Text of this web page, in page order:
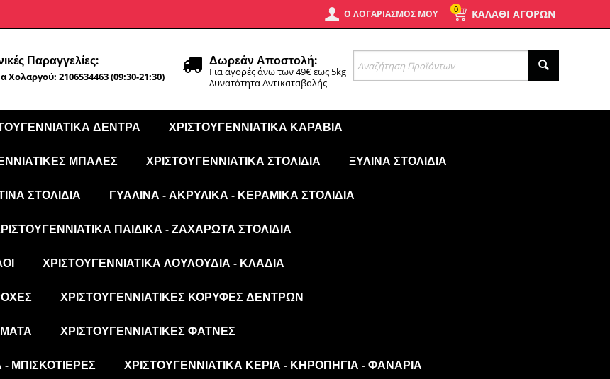
ΚΑΛΑΘΙ ΑΓΟΡΩΝ
0
Ο ΛΟΓΑΡΙΑΣΜΌΣ ΜΟΥ
Παραγγελίες:
Χολαργού: 2106534463 (09:30-21:30)
Δωρεάν Αποστολή:
Για αγορές άνω των 49€ εως 5kg
Δυνατότητα Αντικαταβολής
ΔΈΝΤΡΑ ΧΡΙΣΤΟΥΓΕΝΝΙΆΤΙΚΑ ΚΑΡΆΒΙΑ
ΜΠΆΛΕΣ ΧΡΙΣΤΟΥΓΕΝΝΙΆΤΙΚΑ ΣΤΟΛΊΔΙΑ ΞΎΛΙΝΑ ΣΤΟΛΊΔΙΑ
ΣΤΟΛΊΔΙΑ ΓΥΆΛΙΝΑ - ΑΚΡΥΛΙΚΆ - ΚΕΡΑΜΙΚΆ ΣΤΟΛΊΔΙΑ
ΠΑΙΔΙΚΆ - ΖΑΧΑΡΩΤΆ ΣΤΟΛΊΔΙΑ
ΧΡΙΣΤΟΥΓΕΝΝΙΆΤΙΚΑ ΛΟΥΛΟΎΔΙΑ - ΚΛΑΔΙΆ
ΧΡΙΣΤΟΥΓΕΝΝΙΆΤΙΚΕΣ ΚΟΡΥΦΈΣ ΔΈΝΤΡΩΝ
ΧΡΙΣΤΟΥΓΕΝΝΙΆΤΙΚΕΣ ΦΆΤΝΕΣ
ΜΠΙΣΚΟΤΙΈΡΕΣ ΧΡΙΣΤΟΥΓΕΝΝΙΆΤΙΚΑ ΚΕΡΙΆ - ΚΗΡΟΠΉΓΙΑ - ΦΑΝΆΡΙΑ